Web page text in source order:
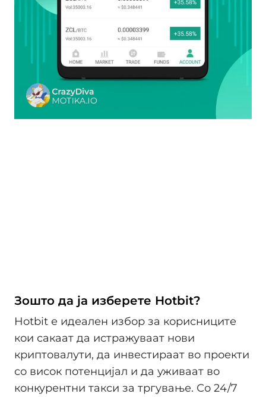
Зошто да ја изберете Hotbit?
Hotbit е идеален избор за корисниците
кои сакаат да истражуваат нови
криптовалути, да инвестираат во проекти
со висок потенцијал и да уживаат во
конкурентни такси за тргување. Со 24/7